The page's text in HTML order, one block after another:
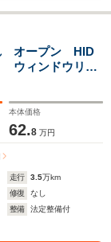
オープン HID
ウィンドウリフ
ト オートクル
器
本体価格
62.8 万円
走行 3.5万km
修復
なし
整備
法定整備付